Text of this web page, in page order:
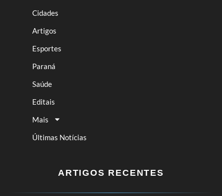
Cidades
Artigos
Esportes
Paraná
Saúde
Editais
Mais
Últimas Notícias
ARTIGOS RECENTES